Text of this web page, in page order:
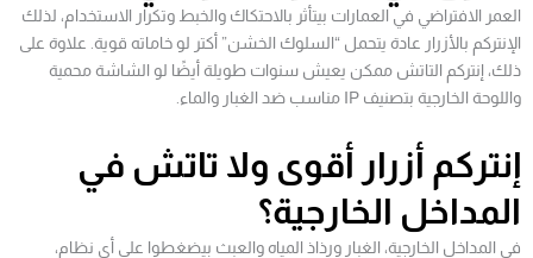
العمر الافتراضي في العمارات بيتأثر بالاحتكاك والخبط وتكرار الاستخدام، لذلك
الإنتركم بالأزرار عادة يتحمل “السلوك الخشن” أكتر لو خاماته قوية. علاوة على
ذلك، إنتركم التاتش ممكن يعيش سنوات طويلة أيضًا لو الشاشة محمية
واللوحة الخارجية بتصنيف IP مناسب ضد الغبار والماء.
إنتركم أزرار أقوى ولا تاتش في
المداخل الخارجية؟
في المداخل الخارجية، الغبار ورذاذ المياه والعبث بيضغطوا على أي نظام،